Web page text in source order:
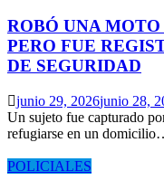
ROBÓ UNA
PERO FUE
DE SEGURIDAD
junio 29, 2026junio 28,
Un sujeto fue capturado
refugiarse en un
POLICIALES